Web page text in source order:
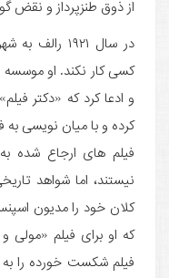
از ذوق طنزپرداز و نقض
در سال ۱۹۲۱
کسی کار نکند. او
و ادعا کرد که «دکتر
کرده و با میان نویسی
فیلم های ارجاع شده
نیستند، اما شواهد
کلان خود را مدیون
که او برای فیلم «مولی
فیلم شکست خورده را به